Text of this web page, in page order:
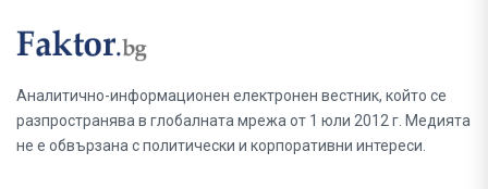
Аналитично-информационен електронен вестник, който се
разпространява в глобалната мрежа от 1 юли 2012 г. Медията
не е обвързана с политически и корпоративни интереси.